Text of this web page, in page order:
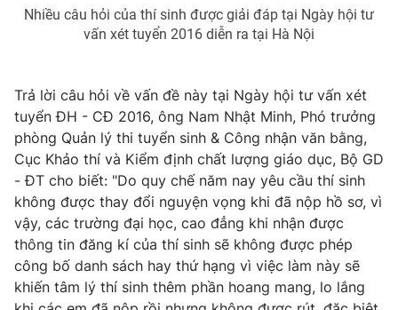
Video Shorts video
VTV Sức khoẻ Bất động sản
Thị trường 24h Tấm lòng Việt
VTV4 Vươn mình bằng AI
VTV9 VTV8
Nhiều câu hỏi của thí sinh được giải đáp tại Ngày hội tư
vấn xét tuyển 2016 diễn ra tại Hà Nội
Trả lời câu hỏi về vấn đề này tại Ngày hội tư vấn xét
tuyển ĐH - CĐ 2016, ông Nam Nhật Minh, Phó trưởng
phòng Quản lý thi tuyển sinh & Công nhận văn bằng,
Cục Khảo thí và Kiểm định chất lượng giáo dục, Bộ GD
- ĐT cho biết: "Do quy chế năm nay yêu cầu thí sinh
không được thay đổi nguyện vọng khi đã nộp hồ sơ, vì
vậy, các trường đại học, cao đẳng khi nhận được
thông tin đăng kí của thí sinh sẽ không được phép
công bố danh sách hay thứ hạng vì việc làm này sẽ
khiến tâm lý thí sinh thêm phần hoang mang, lo lắng